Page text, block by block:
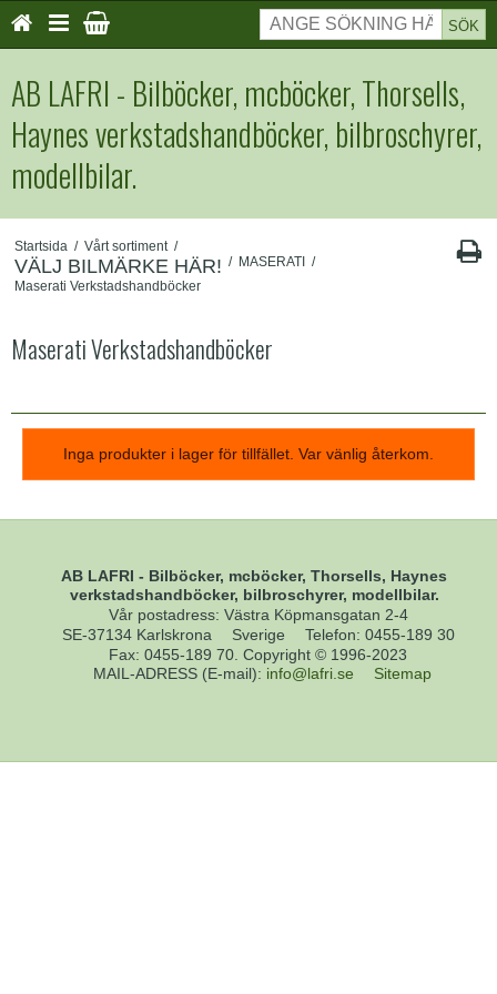
SÖK
AB LAFRI - Bilböcker, mcböcker, Thorsells,
Haynes verkstadshandböcker, bilbroschyrer,
modellbilar.
Startsida / Vårt sortiment /
VÄLJ BILMÄRKE HÄR! / MASERATI /
Maserati Verkstadshandböcker
Maserati Verkstadshandböcker
Inga produkter i lager för tillfället. Var vänlig återkom.
AB LAFRI - Bilböcker, mcböcker, Thorsells, Haynes
verkstadshandböcker, bilbroschyrer, modellbilar.
Vår postadress: Västra Köpmansgatan 2-4
SE-37134 Karlskrona
Sverige Telefon: 0455-189 30
Fax: 0455-189 70. Copyright © 1996-2023
MAIL-ADRESS (E-mail): info@lafri.se Sitemap